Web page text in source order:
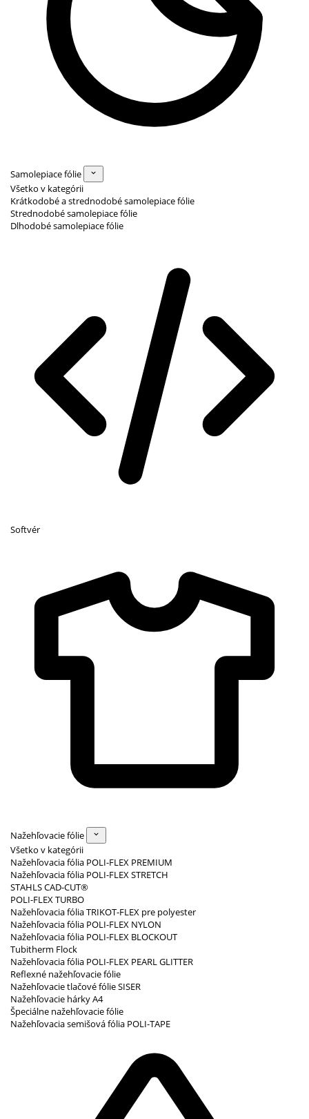
Samolepiace fólie
Všetko v kategórii
Krátkodobé a strednodobé samolepiace fólie
Strednodobé samolepiace fólie
Dlhodobé samolepiace fólie
Softvér
Nažehľovacie fólie
Všetko v kategórii
Nažehľovacia fólia POLI-FLEX PREMIUM
Nažehľovacia fólia POLI-FLEX STRETCH
STAHLS CAD-CUT®
POLI-FLEX TURBO
Nažehľovacia fólia TRIKOT-FLEX pre polyester
Nažehľovacia fólia POLI-FLEX NYLON
Nažehľovacia fólia POLI-FLEX BLOCKOUT
Tubitherm Flock
Nažehľovacia fólia POLI-FLEX PEARL GLITTER
Reflexné nažehľovacie fólie
Nažehľovacie tlačové fólie SISER
Nažehľovacie hárky A4
Špeciálne nažehľovacie fólie
Nažehľovacia semišová fólia POLI-TAPE